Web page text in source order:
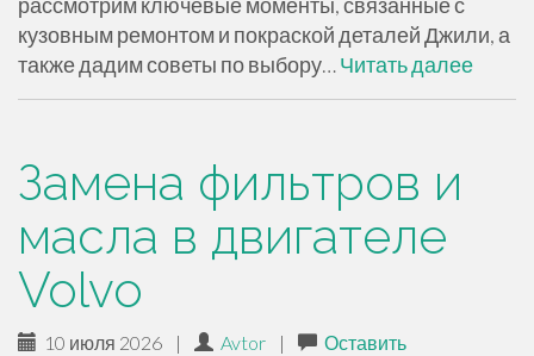
кузовным ремонтом и покраской деталей Джили, а
также дадим советы по выбору…Читать далее
Замена фильтров и
масла в двигателе
Volvo
10 июля 2026 | Avtor |
Оставить